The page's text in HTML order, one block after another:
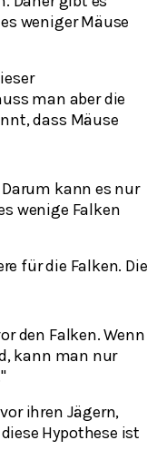
weniger Mäuse
man aber die
dass Mäuse
kann es nur
wenige Falken
für die Falken. Die
den Falken. Wenn
kann man nur
ihren Jägern,
Hypothese ist